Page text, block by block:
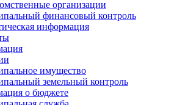
организации
финансовый контроль
информация
имущество
земельный контроль
о бюджете